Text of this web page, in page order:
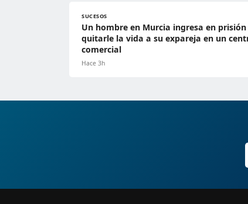
SUCESOS
Un hombre en Murcia ingresa en
quitarle la vida a su expareja en un
comercial
Hace 3h